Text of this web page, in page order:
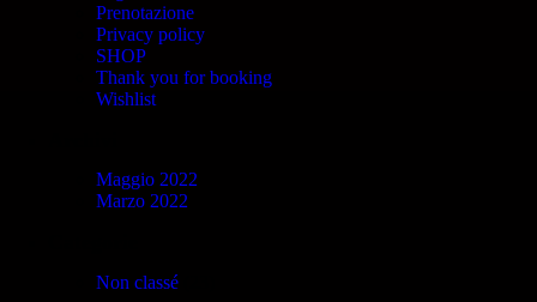
Prenotazione
Privacy policy
SHOP
Thank you for booking
Wishlist
Maggio 2022
Marzo 2022
Non classé